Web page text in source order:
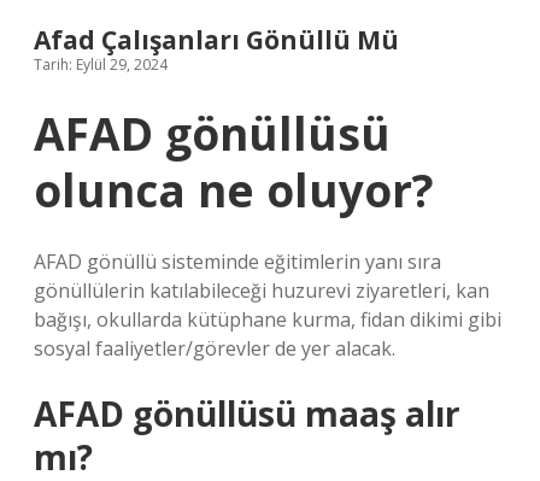
Afad Çalışanları Gönüllü Mü
Tarih: Eylül 29, 2024
AFAD gönüllüsü
olunca ne oluyor?
AFAD gönüllü sisteminde eğitimlerin yanı sıra
gönüllülerin katılabileceği huzurevi ziyaretleri, kan
bağışı, okullarda kütüphane kurma, fidan dikimi gibi
sosyal faaliyetler/görevler de yer alacak.
AFAD gönüllüsü maaş alır
mı?